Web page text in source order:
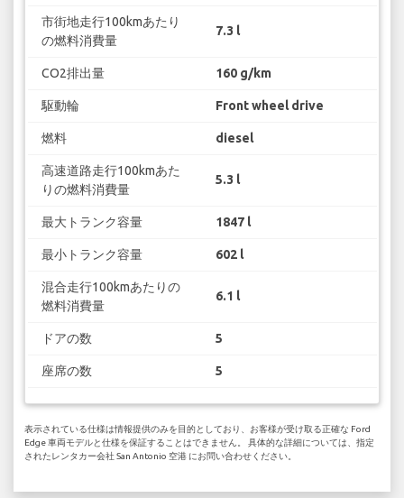
市街地走行100kmあたり
の燃料消費量
7.3 l
CO2排出量 160 g/km
駆動輪 Front wheel drive
燃料 diesel
高速道路走行100kmあた
りの燃料消費量
5.3 l
最大トランク容量 1847 l
最小トランク容量 602 l
混合走行100kmあたりの
燃料消費量
6.1 l
ドアの数 5
座席の数 5
表示されている仕様は情報提供のみを目的としており、お客様が受け取る正確な Ford
Edge 車両モデルと仕様を保証することはできません。 具体的な詳細については、指定
されたレンタカー会社 San Antonio 空港 にお問い合わせください。